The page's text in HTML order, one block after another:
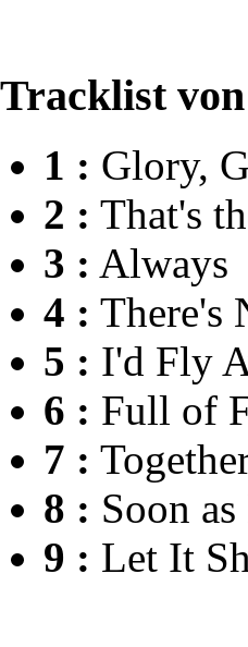
Tracklist
1 : Glory,
2 : That's
3 : Always
4 : There's
5 : I'd Fly
6 : Full of
7 :
8 : Soon
9 : Let It